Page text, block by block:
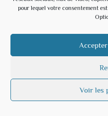
pour lequel votre consentement
Voir les
t
c
Il n’y a pas d’évènements à